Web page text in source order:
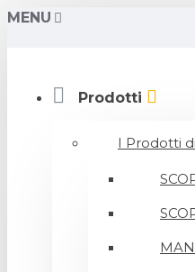
MENU
Prodotti
I Prodotti